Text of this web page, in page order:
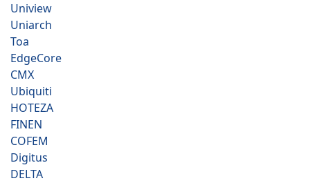
Uniview
Uniarch
Toa
EdgeCore
CMX
Ubiquiti
HOTEZA
FINEN
COFEM
Digitus
DELTA